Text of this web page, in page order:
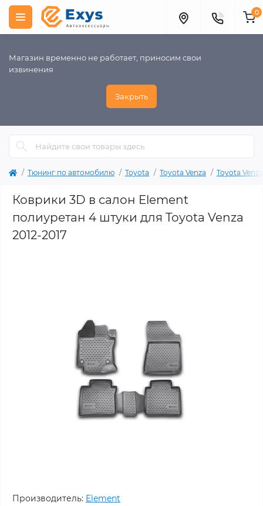
Магазин временно не работает, приносим свои
извинения
Закрыть
0
Тюнинг по автомобилю Toyota Toyota Venza Toyota
Коврики 3D в салон Element
полиуретан 4 штуки для Toyota Venza
2012-2017
Производитель: Element